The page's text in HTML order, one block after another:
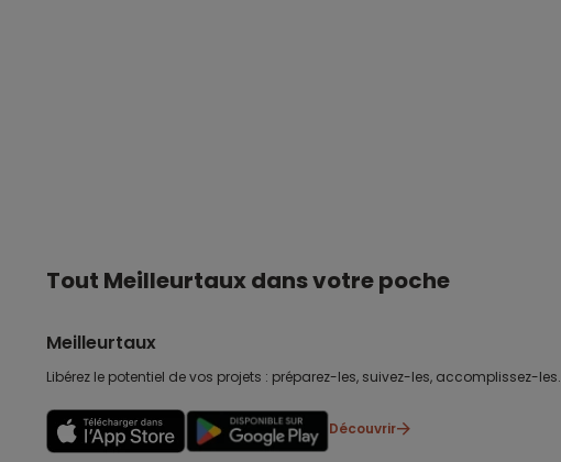
Tout Meilleurtaux dans votre poche
Meilleurtaux
Libérez le potentiel de vos projets : préparez-les, suivez-les, accomplissez-les.
Découvrir